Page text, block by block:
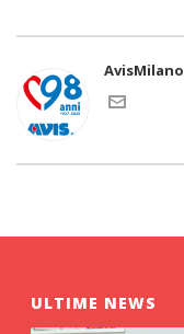
AvisMilano
ULTIME NEWS